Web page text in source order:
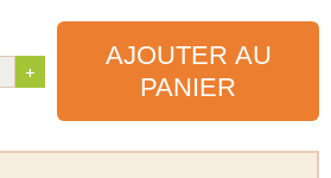
+
AJOUTER AU
PANIER